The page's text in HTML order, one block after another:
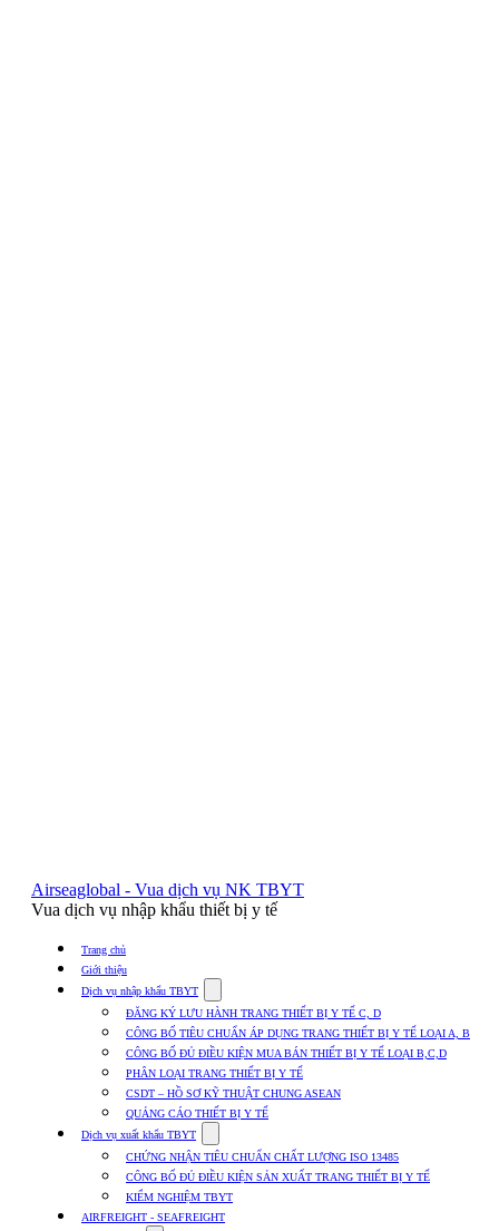
Airseaglobal - Vua dịch vụ NK TBYT
Vua dịch vụ nhập khẩu thiết bị y tế
Trang chủ
Giới thiệu
Dịch vụ nhập khẩu TBYT
submenu
for
Dịch
vụ
nhập
khẩu
TBYT
ĐĂNG KÝ LƯU HÀNH TRANG THIẾT BỊ Y TẾ C, D
CÔNG BỐ TIÊU CHUẨN ÁP DỤNG TRANG THIẾT BỊ Y TẾ LOẠI A, B
CÔNG BỐ ĐỦ ĐIỀU KIỆN MUA BÁN THIẾT BỊ Y TẾ LOẠI B,C,D
PHÂN LOẠI TRANG THIẾT BỊ Y TẾ
CSDT – HỒ SƠ KỸ THUẬT CHUNG ASEAN
QUẢNG CÁO THIẾT BỊ Y TẾ
Dịch vụ xuất khẩu TBYT
submenu
for
Dịch
vụ
xuất
CHỨNG NHẬN TIÊU CHUẨN CHẤT LƯỢNG ISO 13485
CÔNG BỐ ĐỦ ĐIỀU KIỆN SẢN XUẤT TRANG THIẾT BỊ Y TẾ
KIỂM NGHIỆM TBYT
AIRFREIGHT - SEAFREIGHT